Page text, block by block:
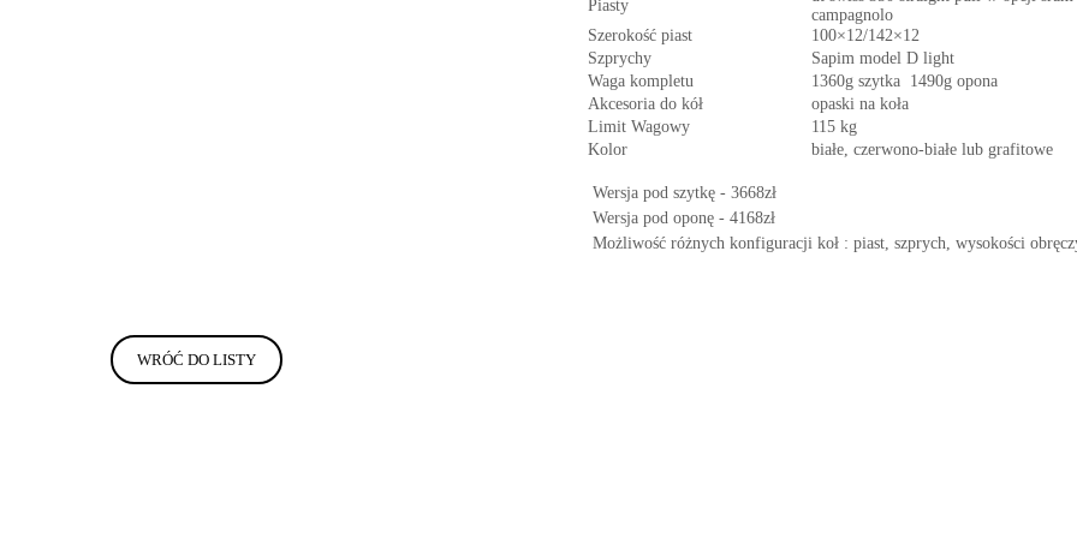
Piasty
campagnolo
Szerokość piast
100×12/142×12
Szprychy
Sapim model D light
Waga kompletu
1360g szytka 1490g opona
Akcesoria do kół
opaski na koła
Limit Wagowy
115 kg
Kolor
białe, czerwono-białe lub grafitowe
Wersja pod szytkę - 3668zł
Wersja pod oponę - 4168zł
Możliwość różnych konfiguracji koł : piast, szprych, wysokości
WRÓĆ DO LISTY